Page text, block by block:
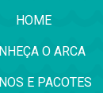
HOME
O ARCA
E PACOTES